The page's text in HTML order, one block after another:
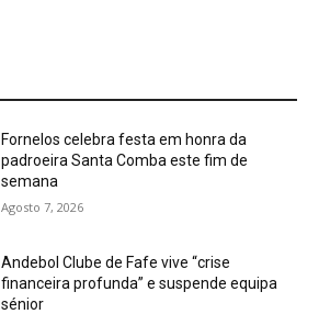
Fornelos celebra festa em honra da
padroeira Santa Comba este fim de
semana
Agosto 7, 2026
Andebol Clube de Fafe vive “crise
financeira profunda” e suspende equipa
sénior